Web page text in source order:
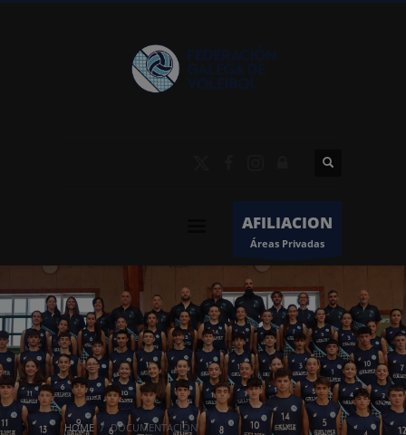
AFILIACION
Áreas Privadas
HOME DOCUMENTACIÓN